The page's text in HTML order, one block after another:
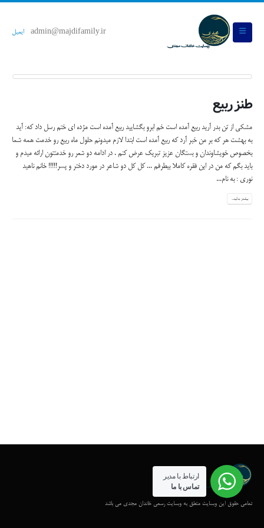
admin@majdifamily.ir ایمیل
طنز ربیع
مشکی از تن بدر آرید ربیع آمده است خم ابرو بگشایید ربیع آمده است مژده ای ختم رسل داد که: آید
به بهشت هر که بر من خبر آرد که ربیع آمده است ابتدا لازم میدونم حلول ماه ربیع رو خدمت همه شما
بخصوص خویشاوندان و بستگان عزیز تبریک عرض کنم . در ادامه دو شعر رو خدمتتون ارائه میدم و
باید بگم که من در این فقره کاملا بیطرفم ... کل کل دو شاعر در مورد دختر و پسر!!!!! خانم ناهید
نوری : به نام...
بیشتر بدانید...
تمامی حقوق این وبسایت متعلق به وبسایت رسمی خاندان مجدی می باشد
ارتباط با مدیر
تماس با ما